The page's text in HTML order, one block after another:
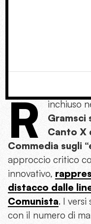
R inchiuso
Gramsci
Canto X
Commedia sugli
approccio critico
innovativo,
distacco dalle
Comunista. I
con il numero di